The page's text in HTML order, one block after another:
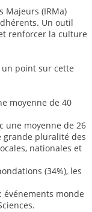
Majeurs (IRMa)
Un outil
renforcer la culture
un point sur cette
moyenne de 40
une moyenne de 26
grande pluralité des
nationales et
(34%), les
monde